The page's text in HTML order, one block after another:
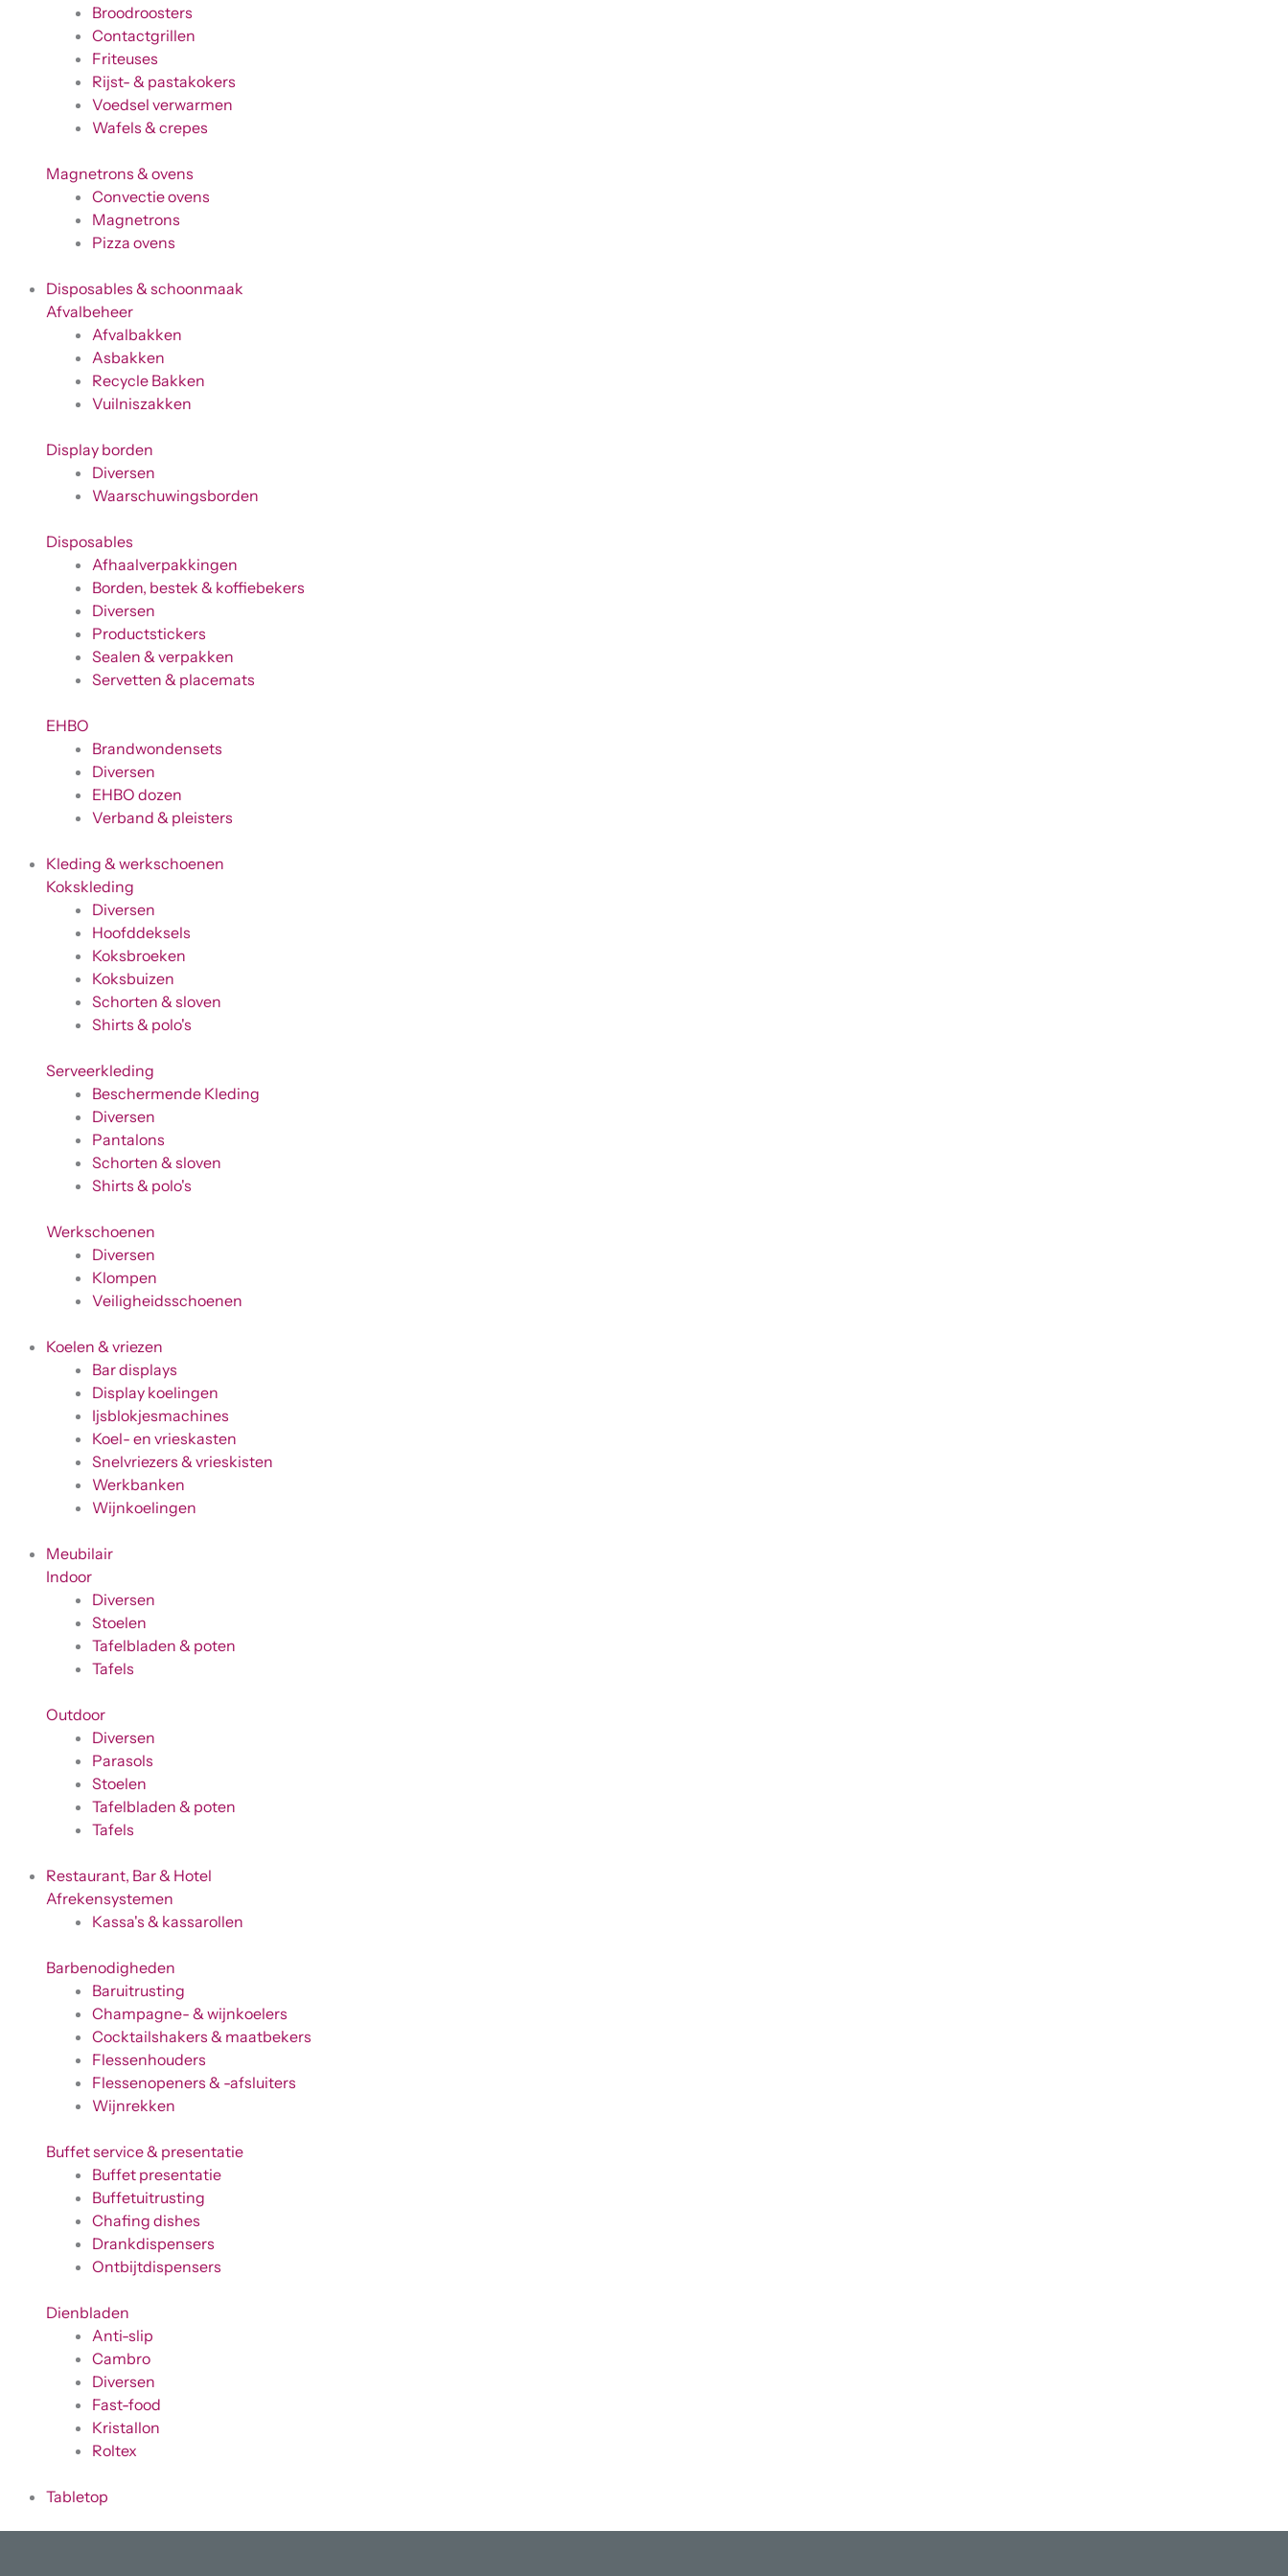
Broodroosters
Contactgrillen
Friteuses
Rijst- & pastakokers
Voedsel verwarmen
Wafels & crepes
Magnetrons & ovens
Convectie ovens
Magnetrons
Pizza ovens
Disposables & schoonmaak
Afvalbeheer
Afvalbakken
Asbakken
Recycle Bakken
Vuilniszakken
Display borden
Diversen
Waarschuwingsborden
Disposables
Afhaalverpakkingen
Borden, bestek & koffiebekers
Diversen
Productstickers
Sealen & verpakken
Servetten & placemats
EHBO
Brandwondensets
Diversen
EHBO dozen
Verband & pleisters
Kleding & werkschoenen
Kokskleding
Diversen
Hoofddeksels
Koksbroeken
Koksbuizen
Schorten & sloven
Shirts & polo's
Serveerkleding
Beschermende Kleding
Diversen
Pantalons
Schorten & sloven
Shirts & polo's
Werkschoenen
Diversen
Klompen
Veiligheidsschoenen
Koelen & vriezen
Bar displays
Display koelingen
Ijsblokjesmachines
Koel- en vrieskasten
Snelvriezers & vrieskisten
Werkbanken
Wijnkoelingen
Meubilair
Indoor
Diversen
Stoelen
Tafelbladen & poten
Tafels
Outdoor
Diversen
Parasols
Stoelen
Tafelbladen & poten
Tafels
Restaurant, Bar & Hotel
Afrekensystemen
Kassa's & kassarollen
Barbenodigheden
Baruitrusting
Champagne- & wijnkoelers
Cocktailshakers & maatbekers
Flessenhouders
Flessenopeners & -afsluiters
Wijnrekken
Buffet service & presentatie
Buffet presentatie
Buffetuitrusting
Chafing dishes
Drankdispensers
Ontbijtdispensers
Dienbladen
Anti-slip
Cambro
Diversen
Fast-food
Kristallon
Roltex
Tabletop